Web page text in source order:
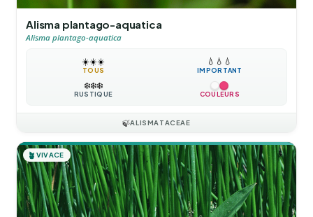
Alisma plantago-aquatica
Alisma plantago-aquatica
☀️☀️☀️
TOUS
💧 💧 💧
IMPORTANT
❄️❄️❄️
RUSTIQUE COULEURS
🍃ALISMATACEAE
🪴 VIVACE